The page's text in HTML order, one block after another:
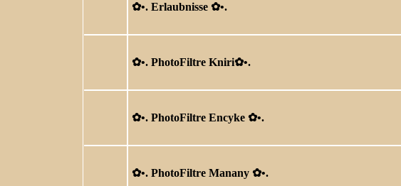
✿ •. Erlaubnisse ✿ •.
✿ •. PhotoFiltre Kniri✿ •.
✿ •. PhotoFiltre Encyke ✿ •.
✿ •. PhotoFiltre Manany ✿ •.